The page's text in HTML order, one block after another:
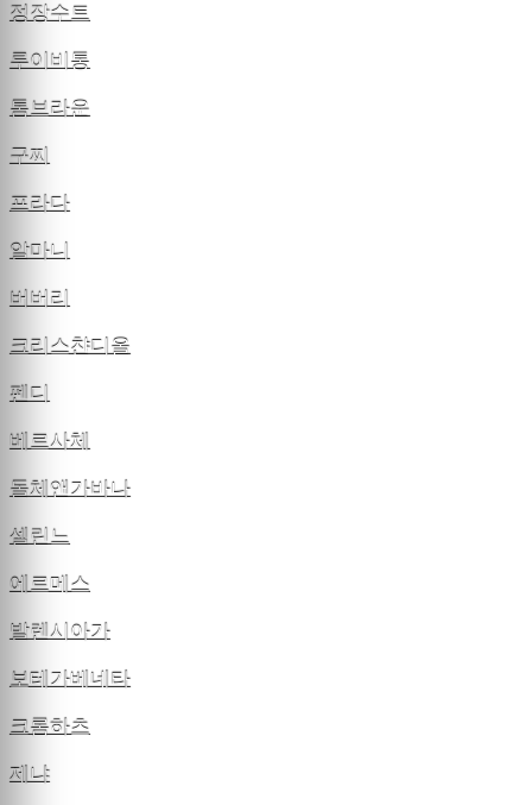
정장수트
루이비통
톰브라운
구찌
프라다
알마니
버버리
크리스챤디올
펜디
베르사체
돌체앤가바나
셀린느
에르메스
발렌시아가
보테가베네타
크롬하츠
제냐